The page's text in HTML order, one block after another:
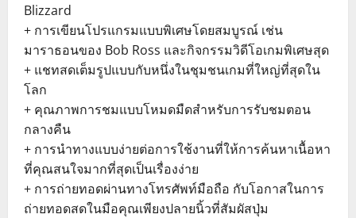
Blizzard
+ การเขียนโปรแกรมแบบพิเศษโดยสมบูรณ์ เช่น
มาราธอนของ Bob Ross และกิจกรรมวิดีโอเกมพิเศษสุด
+ แชทสดเต็มรูปแบบกับหนึ่งในชุมชนเกมที่ใหญ่ที่สุดใน
โลก
+ คุณภาพการชมแบบโหมดมืดสำหรับการรับชมตอน
กลางคืน
+ การนำทางแบบง่ายต่อการใช้งานที่ให้การค้นหาเนื้อหา
ที่คุณสนใจมากที่สุดเป็นเรื่องง่าย
+ การถ่ายทอดผ่านทางโทรศัพท์มือถือ กับโอกาสในการ
ถ่ายทอดสดในมือคุณเพียงปลายนิ้วที่สัมผัสปุ่ม